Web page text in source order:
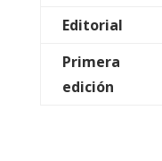
Editorial
Primera
edición